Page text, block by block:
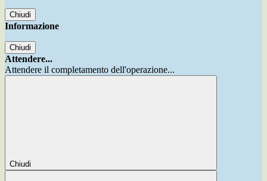
Chiudi
Informazione
Chiudi
Attendere...
Attendere il completamento dell'operazione...
Chiudi